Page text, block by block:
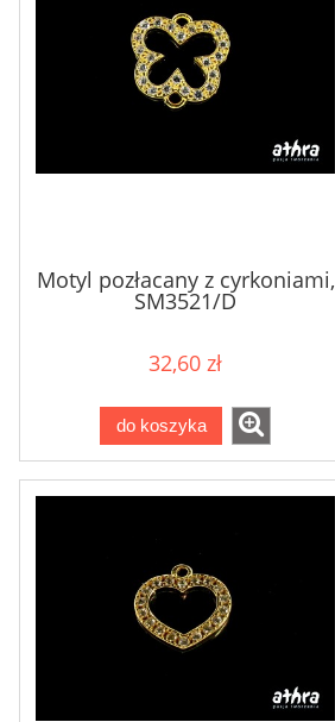
Motyl pozłacany z cyrkoniami,
SM3521/D
32,60 zł
do koszyka